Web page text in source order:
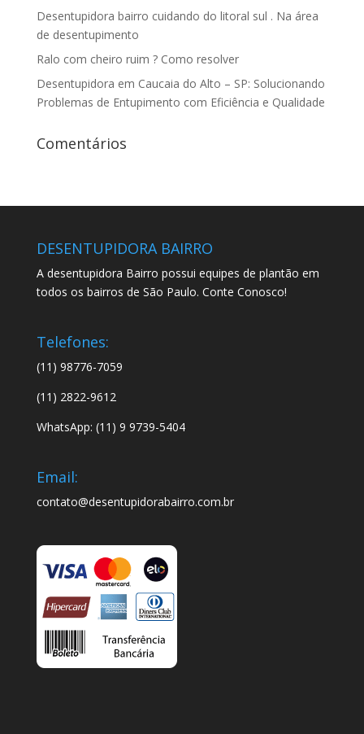
Desentupidora bairro cuidando do litoral sul . Na área
de desentupimento
Ralo com cheiro ruim ? Como resolver
Desentupidora em Caucaia do Alto – SP: Solucionando
Problemas de Entupimento com Eficiência e Qualidade
Comentários
DESENTUPIDORA BAIRRO
A desentupidora Bairro possui equipes de plantão em
todos os bairros de São Paulo. Conte Conosco!
Telefones:
(11) 98776-7059
(11) 2822-9612
WhatsApp: (11) 9 9739-5404
Email:
contato@desentupidorabairro.com.br